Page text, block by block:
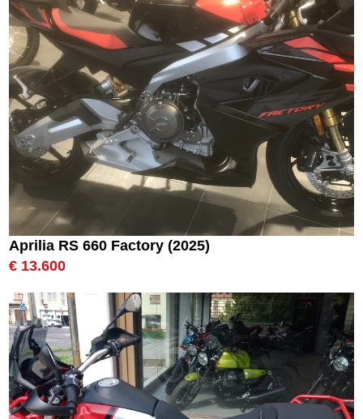
Aprilia RS 660 Factory (2025)
€ 13.600